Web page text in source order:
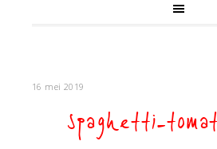
16 mei 2019
spaghetti-